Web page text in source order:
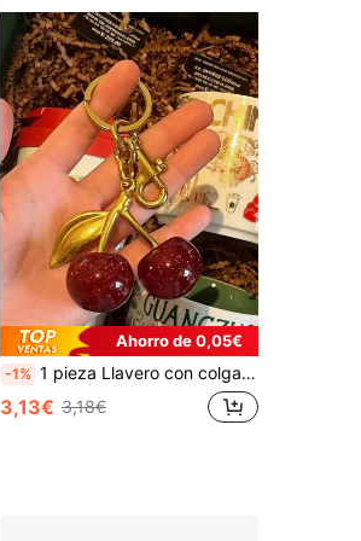
Ahorro de 0,05€
-1% 1 pieza Llavero con colgante de cereza de cristal grande, llavero con colgante de cereza brillante con clip, accesorios de resina brillante y metal, llavero unisex, accesorio para billetera y bolso, regalo ideal para el Día de San Valentín para ella
3,13€ 3,18€